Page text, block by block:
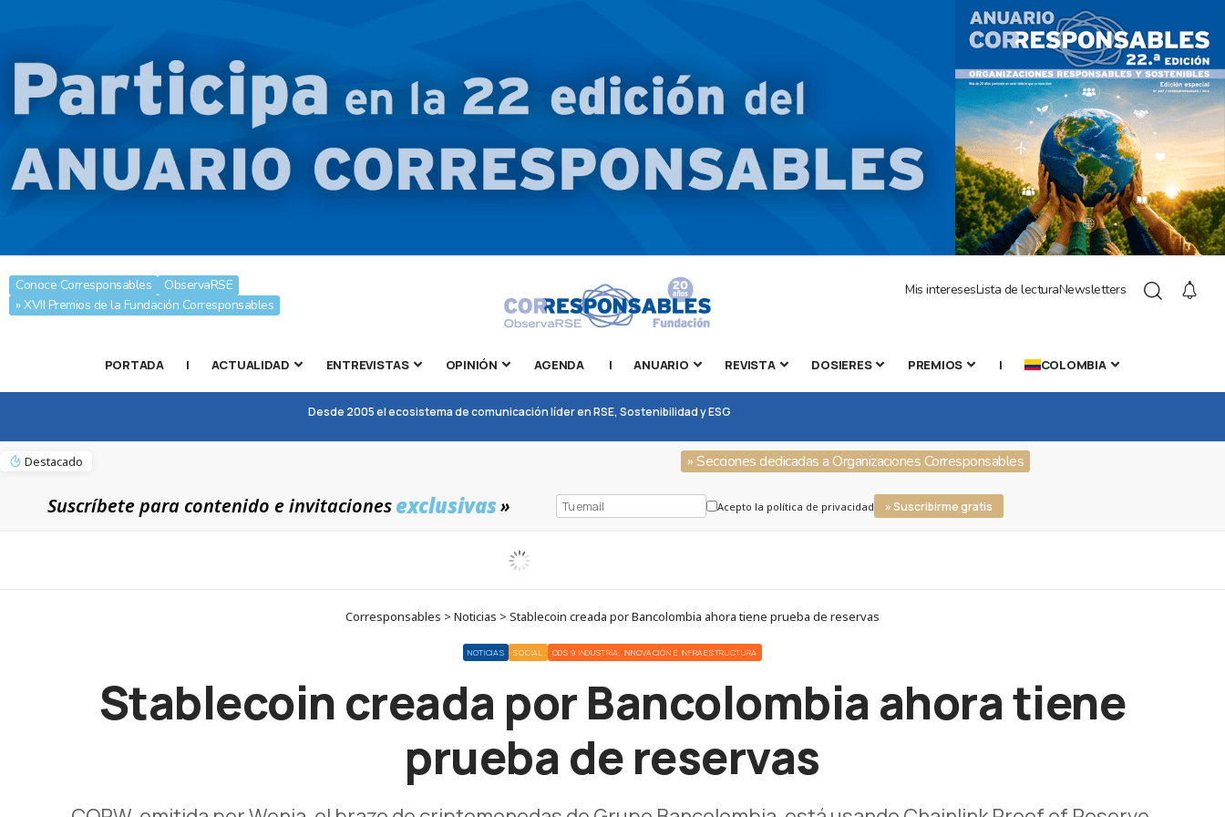
Conoce Corresponsables
ObservaRSE
» XVII Premios de la Fundación Corresponsables
Mis interesesLista de lecturaNewsletters
PORTADA | ACTUALIDAD ENTREVISTAS OPINIÓN AGENDA | ANUARIO REVISTA DOSIERES PREMIOS | COLOMBIA
Desde 2005 el ecosistema de comunicación líder en RSE, Sostenibilidad y ESG
Destacado » Secciones dedicadas a Organizaciones Corresponsables
Suscríbete para contenido e invitacionesexclusivas» Acepto la política de privacidad » Suscribirme gratis
Corresponsables > Noticias > Stablecoin creada por Bancolombia ahora tiene prueba de reservas
NOTICIAS SOCIAL ODS 9 INDUSTRIA, INNOVACIÓN E INFRAESTRUCTURA
Stablecoin creada por Bancolombia ahora tiene
prueba de reservas